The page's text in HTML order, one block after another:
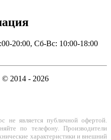
20:00, Сб-Вс: 10:00-18:00
© 2014 - 2026
не является публичной офертой.
по телефону. Производители
характеристики и внешний